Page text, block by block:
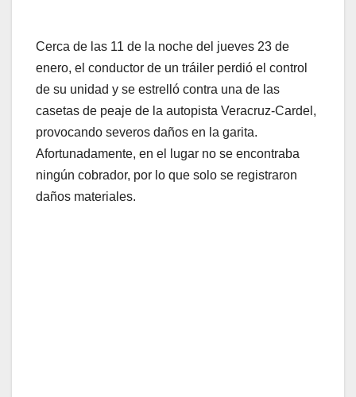
Cerca de las 11 de la noche del jueves 23 de
enero, el conductor de un tráiler perdió el control
de su unidad y se estrelló contra una de las
casetas de peaje de la autopista Veracruz-Cardel,
provocando severos daños en la garita.
Afortunadamente, en el lugar no se encontraba
ningún cobrador, por lo que solo se registraron
daños materiales.